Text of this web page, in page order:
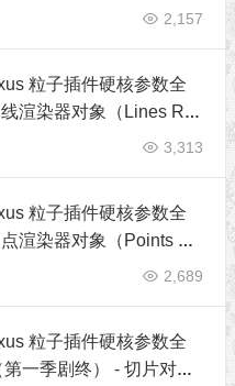
2,157
粒子插件硬核参数全
渲染器对象（Lines Re
3,313
粒子插件硬核参数全
渲染器对象（Points Re
2,689
粒子插件硬核参数全
一季剧终） - 切片对象